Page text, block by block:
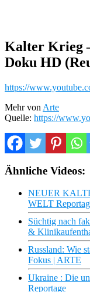
Kalter Krieg
Doku HD
https://
Mehr von Arte
Quelle: https://
Ähnliche Videos:
NEUER
WELT
Süchtig nach
&
Russland: Wie
Fokus | ARTE
Ukraine : Die
Reportage